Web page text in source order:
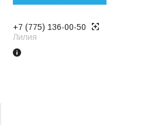
+7 (775) 136-00-50
Лилия